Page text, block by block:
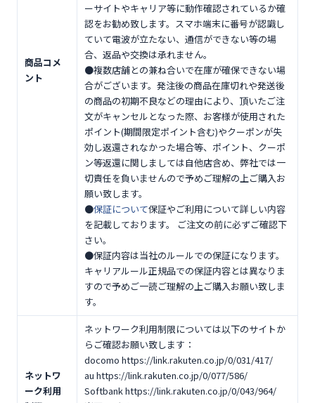
商品コメ
ント
ーサイトやキャリア等に動作確認されているか確
認をお勧め致します。スマホ端末に番号が認識し
ていて電波が立たない、通信ができない等の場
合、返品や交換は承れません。
●複数店舗との兼ね合いで在庫が確保できない場
合がございます。発注後の商品在庫切れや発送後
の商品の初期不良などの理由により、頂いたご注
文がキャンセルとなった際、お客様が使用された
ポイント(期間限定ポイント含む)やクーポンが失
効し返還されなかった場合等、ポイント、クーポ
ン等返還に関しましては自他店含め、弊社では一
切責任を負いませんので予めご理解の上ご購入お
願い致します。
●保証について保証やご利用について詳しい内容
を記載しております。 ご注文の前に必ずご確認下
さい。
●保証内容は当社のルールでの保証になります。
キャリアルール正規品での保証内容とは異なりま
すので予めご一読ご理解の上ご購入お願い致しま
す。
ネットワ
ーク利用
ネットワーク利用制限については以下のサイトか
らご確認お願い致します：
docomo https://link.rakuten.co.jp/0/031/417/
au https://link.rakuten.co.jp/0/077/586/
Softbank https://link.rakuten.co.jp/0/043/964/